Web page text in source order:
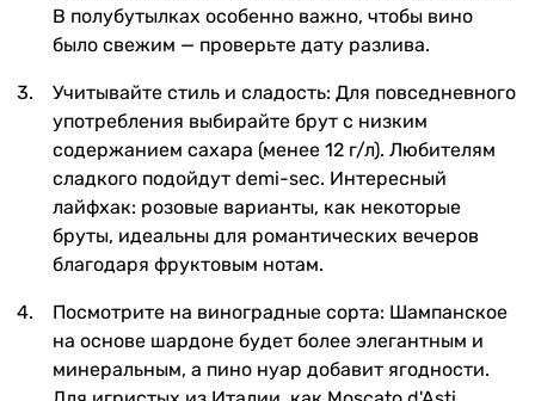
В полубутылках особенно важно, чтобы вино
было свежим — проверьте дату разлива.
Учитывайте стиль и сладость: Для повседневного
употребления выбирайте брут с низким
содержанием сахара (менее 12 г/л). Любителям
сладкого подойдут demi-sec. Интересный
лайфхак: розовые варианты, как некоторые
бруты, идеальны для романтических вечеров
благодаря фруктовым нотам.
Посмотрите на виноградные сорта: Шампанское
на основе шардоне будет более элегантным и
минеральным, а пино нуар добавит ягодности.